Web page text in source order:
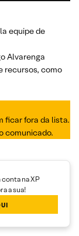
equipe de
Alvarenga
recursos, como
ficar fora da lista.
comunicado.
na XP
a sua!